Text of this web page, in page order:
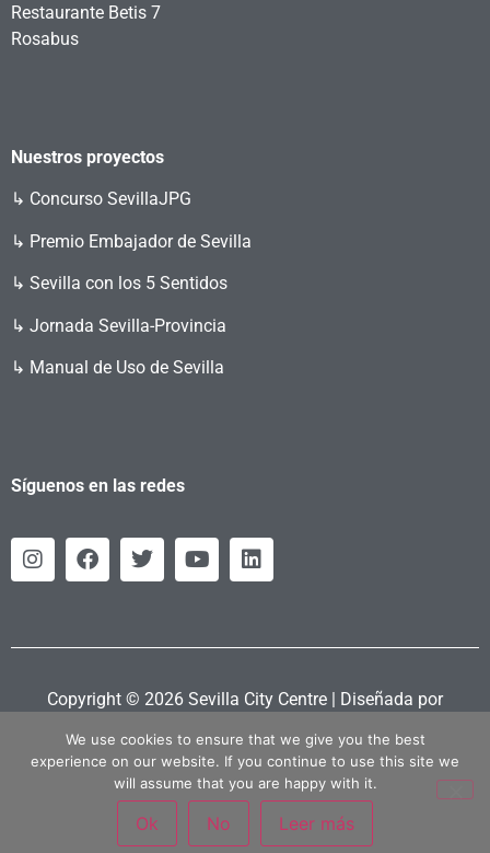
Restaurante Betis 7
Rosabus
Nuestros proyectos
↳ Concurso SevillaJPG
↳ Premio Embajador de Sevilla
↳ Sevilla con los 5 Sentidos
↳ Jornada Sevilla-Provincia
↳ Manual de Uso de Sevilla
Síguenos en las redes
Copyright © 2026 Sevilla City Centre | Diseñada por
Política Privacidad |Política Cookies|Aviso Legal
We use cookies to ensure that we give you the best
experience on our website. If you continue to use this site we
will assume that you are happy with it.
Ok No Leer más